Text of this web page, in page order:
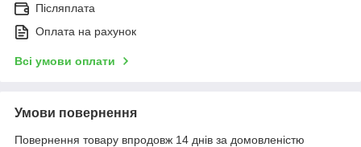
Післяплата
Оплата на рахунок
Всі умови оплати
Умови повернення
Повернення товару впродовж 14 днів за домовленістю